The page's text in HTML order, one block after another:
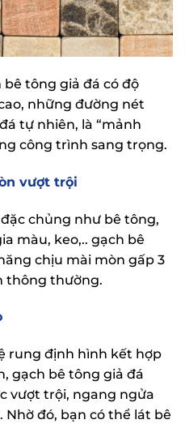
tông giả đá có độ
những đường nét
tự nhiên, là “mảnh
công trình sang trọng.
vượt trội
chủng như bê tông,
màu, keo,.. gạch bê
chịu mài mòn gấp 3
thông thường.
rung định hình kết hợp
gạch bê tông giả đá
vượt trội, ngang ngửa
đó, bạn có thể lát bê